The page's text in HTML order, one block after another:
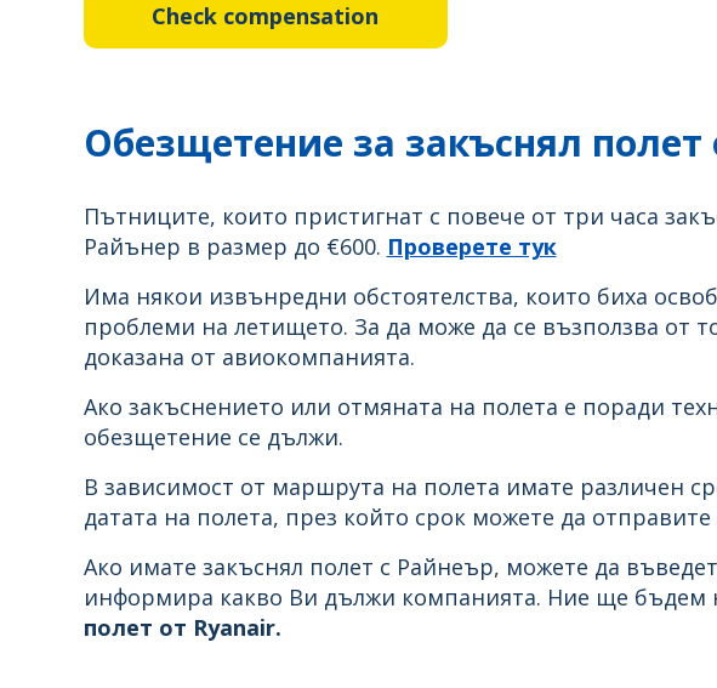
Check compensation
Обезщетение за закъснял полет
Пътниците, които пристигнат с повече от три часа
Райънер в размер до €600. Проверете тук
Има някои извънредни обстоятелства, които биха
проблеми на летището. За да може да се възползва от
доказана от авиокомпанията.
Ако закъснението или отмяната на полета е поради
обезщетение се дължи.
В зависимост от маршрута на полета имате различен
датата на полета, през който срок можете да
Ако имате закъснял полет с Райнеър, можете да
информира какво Ви дължи компанията. Ние ще бъдем
полет от Ryanair.